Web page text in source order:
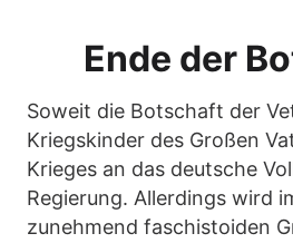
Ende der
Soweit die Botschaft der
Kriegskinder des Großen
Krieges an das deutsche
Regierung. Allerdings wird
zunehmend faschistoiden